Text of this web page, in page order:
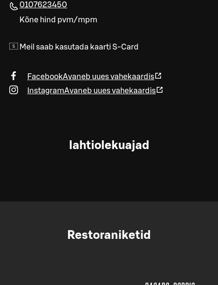
0107623450
Kõne hind pvm/mpm
Meil saab kasutada kaarti S-Card
FacebookAvaneb uues vahekaardis
InstagramAvaneb uues vahekaardis
lahtiolekuajad
Restoraniketid